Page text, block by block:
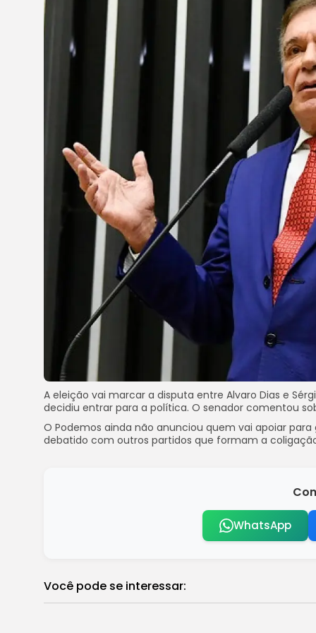
A eleição vai marcar a disputa entre Alvaro Dias e
decidiu entrar para a política. O senador comentou
O Podemos ainda não anunciou quem vai apoiar
debatido com outros partidos que formam a
WhatsApp
Você pode se interessar: